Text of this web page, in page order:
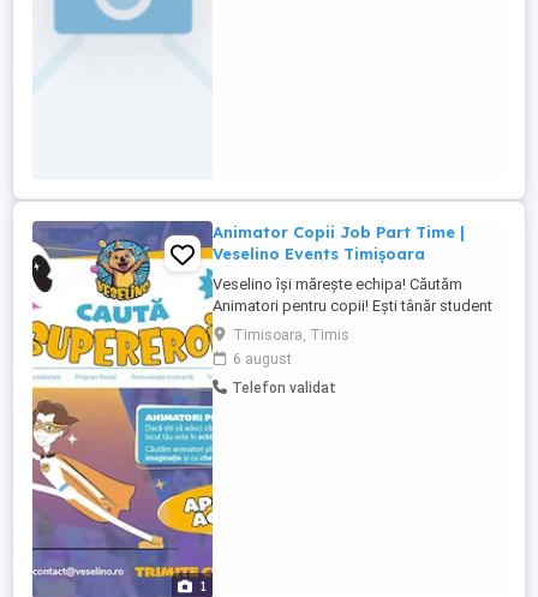
1
Animator Copii Job Part Time |
Veselino Events Timișoara
Veselino își mărește echipa! Căutăm
Animatori pentru copii! Ești tânăr student
și cauți un job flexibil și super distractiv?
Ai multă energie și îți place să fii în centrul
atenției? Adori zâmbetele copiilor și îți
plac petrecerile? Ești creativ și deschis să
Timisoara, Timis
6 august
Telefon validat